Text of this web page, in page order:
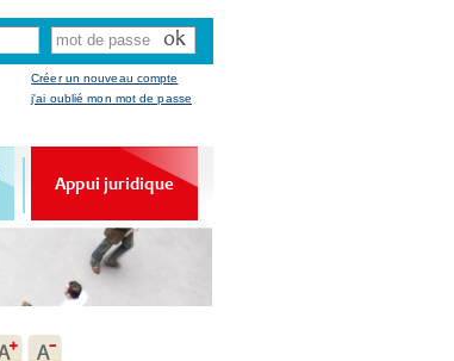
Créer un nouveau compte
j'ai oublié mon mot de passe
Appui juridique